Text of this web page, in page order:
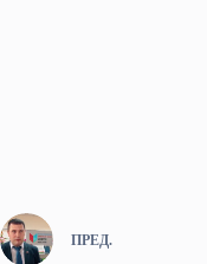
ПРЕД.